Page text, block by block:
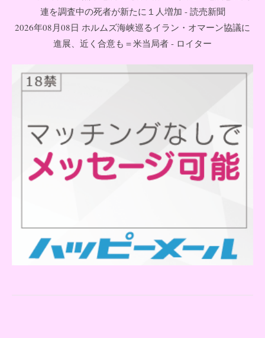
連を調査中の死者が新たに１人増加 - 読売新聞
2026年08月08日 ホルムズ海峡巡るイラン・オマーン協議に
進展、近く合意も＝米当局者 - ロイター